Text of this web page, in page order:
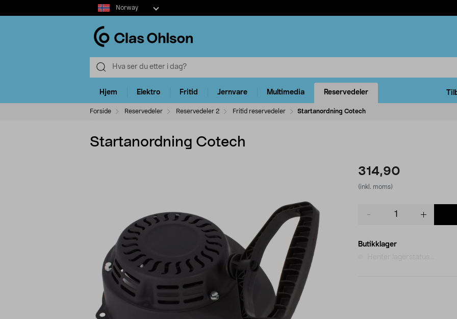
Select
market
Norway
Hjem Elektro Fritid Jernvare Multimedia Reservedeler
Forside Reservedeler Reservedeler 2 Fritid reservedeler Startanordning Cotech
Startanordning Cotech
314,90
(inkl. moms)
Butikklager